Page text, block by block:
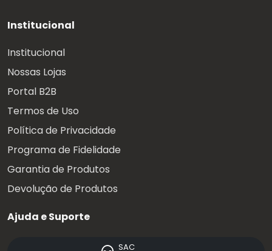
Institucional
Institucional
Nossas Lojas
Portal B2B
Termos de Uso
Política de Privacidade
Programa de Fidelidade
Garantia de Produtos
Devolução de Produtos
Ajuda e Suporte
SAC